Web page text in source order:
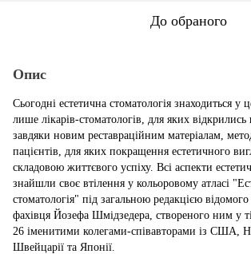
До обраного
Опис
Сьогодні естетична стоматологія знаходиться у
лише лікарів-стоматологів, для яких
завдяки новим реставраційним матеріалам,
пацієнтів, для яких покращення естетичного
складовою життєвого успіху. Всі аспекти
знайшли своє втілення у кольоровому атласі
стоматологія" під загальною редакцією
фахівця Йозефа Шмідзедера, створеного ним у
26 іменитими колегами-співавторами із США,
Швейцарії та Японії.